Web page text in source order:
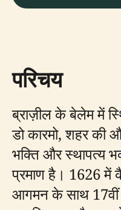
परिचय
ब्राज़ील के बेलेम में
डो कारमो, शहर की
भक्ति और स्थापत्य
प्रमाण है। 1626 में
आगमन के साथ 17वीं